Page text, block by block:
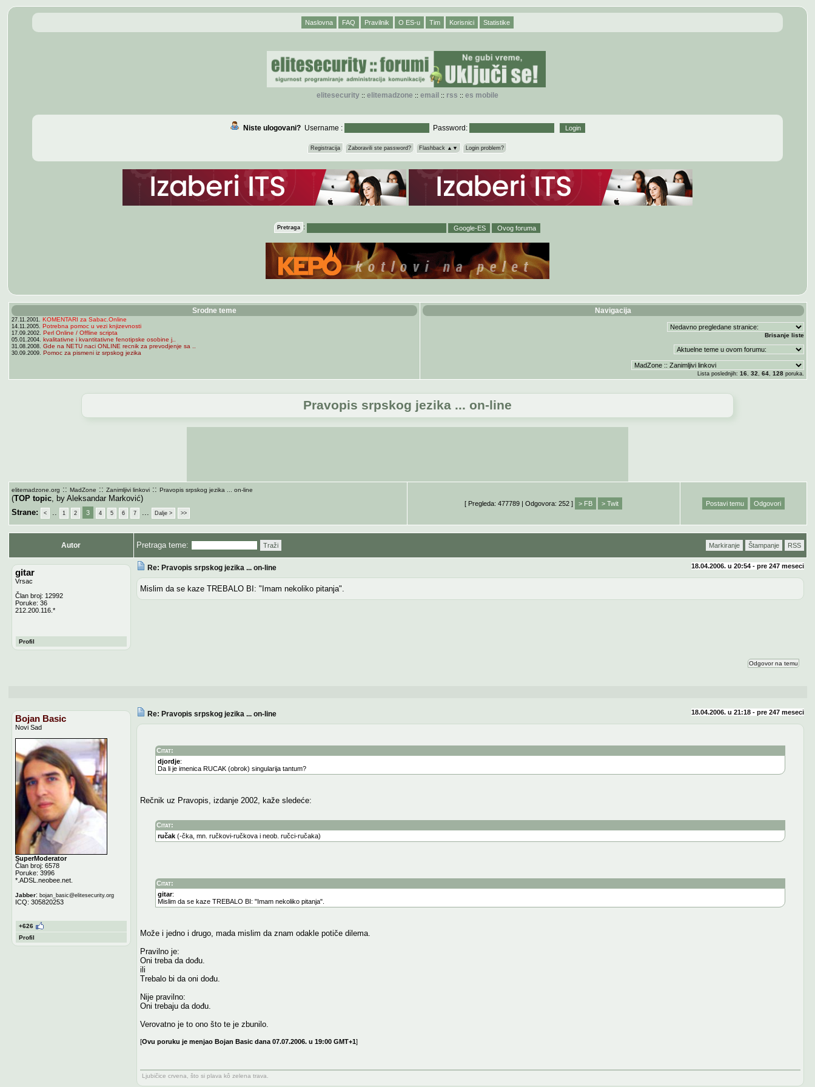
Naslovna FAQ Pravilnik O ES-u Tim Korisnici Statistike
elitesecurity:: elitemadzone :: email :: rss :: es mobile
Niste ulogovani?Username : Password:
Registracija Zaboravili ste password? Flashback ▲▼ Login problem?
Pretraga :
Srodne teme
27.11.2001. KOMENTARI za Sabac.Online
14.11.2005. Potrebna pomoc u vezi knjizevnosti
17.09.2002. Perl Online / Offline scripta
05.01.2004. kvalitativne i kvantitativne fenotipske osobine j..
31.08.2008. Gde na NETU naci ONLINE recnik za prevodjenje sa ..
30.09.2009. Pomoc za pismeni iz srpskog jezika
Navigacija
Brisanje liste
Lista poslednjih: 16, 32 64, 128poruka.
Pravopis srpskog jezika ... on-line
elitemadzone.org :: MadZone :: Zanimljivi linkovi:: Pravopis srpskog jezika ... on-line
(TOP topic, by Aleksandar Marković)
Strane:
< 1 2 3 4 5 6 7 Dalje > >>
[ Pregleda: 477789 | Odgovora: 252 ] > FB > Twit Postavi temu Odgovori
Autor Pretraga teme: Traži Markiranje Štampanje RSS
gitar
Vrsac
Član broj: 12992
Poruke: 36
212.200.116.*
Profil
Re: Pravopis srpskog jezika ... on-line 18.04.2006. u 20:54 - pre 247 meseci
Mislim da se kaze TREBALO BI: "Imam nekoliko pitanja".
Odgovor na temu
Bojan Basic
Novi Sad
SuperModerator
Član broj: 6578
Poruke: 3996
*.ADSL.neobee.net.
Jabber: bojan_basic@elitesecurity.org
ICQ: 305820253
+626
Profil
Re: Pravopis srpskog jezika ... on-line 18.04.2006. u 21:18 - pre 247 meseci
Citat:
djordje:
Da li je imenica RUCAK (obrok) singularija tantum?
Rečnik uz Pravopis, izdanje 2002, kaže sledeće:
Citat:
ručak(-čka, mn. ručkovi-ručkova i neob. ručci-ručaka)
Citat:
gitar:
Mislim da se kaze TREBALO BI: "Imam nekoliko pitanja".
Može i jedno i drugo, mada mislim da znam odakle potiče dilema.
Pravilno je:
Oni treba da dođu.
ili
Trebalo bi da oni dođu.
Nije pravilno:
Oni trebaju da dođu.
Verovatno je to ono što te je zbunilo.
[Ovu poruku je menjao Bojan Basic dana 07.07.2006. u 19:00 GMT+1]
Ljubičice crvena, što si plava kô zelena trava.